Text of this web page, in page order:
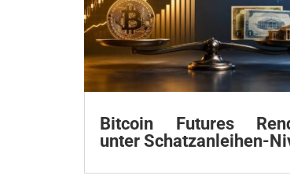
Bitcoin Futures
unter Schatzanleihen-